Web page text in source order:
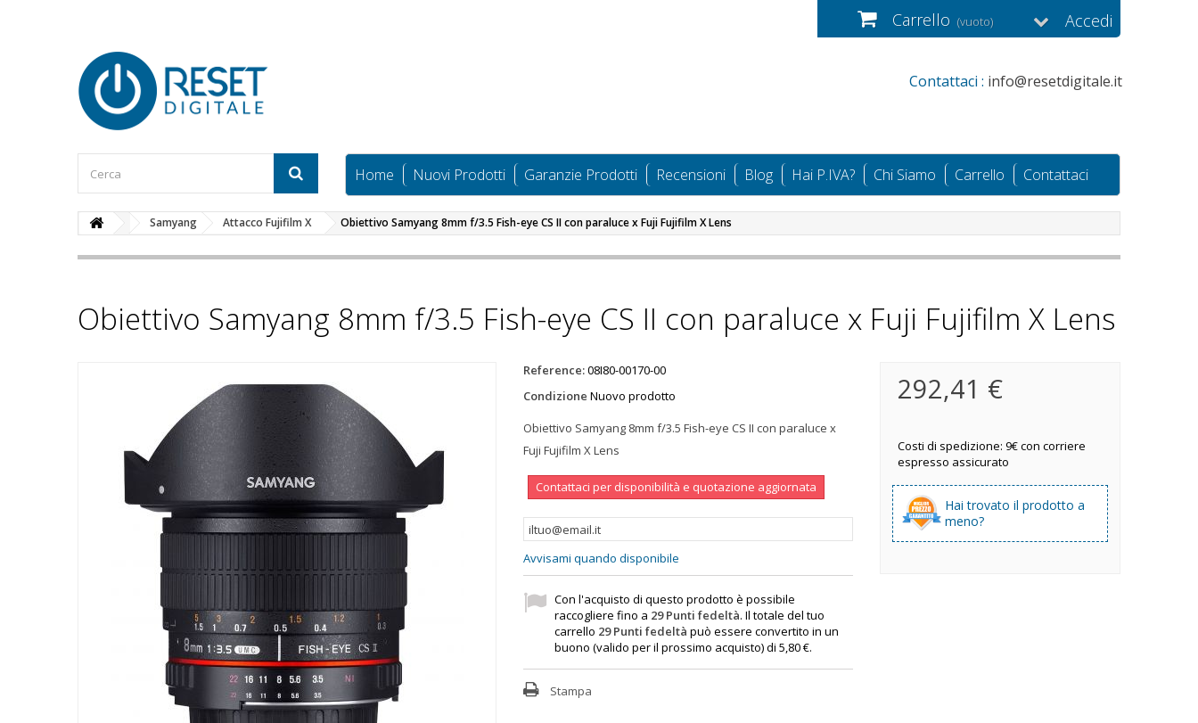
Accedi
Carrello (vuoto)
Contattaci : info@resetdigitale.it
Home Nuovi Prodotti Garanzie Prodotti Recensioni Blog Hai P.IVA? Chi Siamo Carrello Contattaci
Samyang Attacco Fujifilm X Obiettivo Samyang 8mm f/3.5 Fish-eye CS II con paraluce x Fuji Fujifilm X Lens
Obiettivo Samyang 8mm f/3.5 Fish-eye CS II con paraluce x Fuji Fujifilm X Lens
Reference:08I80-00170-00
Condizione Nuovo prodotto
Obiettivo Samyang 8mm f/3.5 Fish-eye CS II con paraluce x
Fuji Fujifilm X Lens
Contattaci per disponibilità e quotazione aggiornata
Avvisami quando disponibile
Con l'acquisto di questo prodotto è possibile
raccogliere fino a 29Punti fedeltà. Il totale del tuo
carrello 29Punti fedeltà può essere convertito in un
buono (valido per il prossimo acquisto) di 5,80 €.
Stampa
292,41 €
Costi di spedizione: 9€ con corriere
espresso assicurato
Hai trovato il prodotto a
meno?